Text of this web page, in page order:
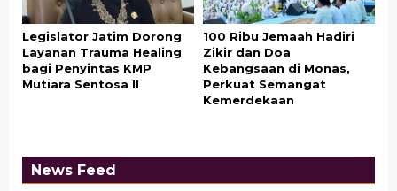
Legislator Jatim Dorong
Layanan Trauma Healing
bagi Penyintas KMP
Mutiara Sentosa II
100 Ribu Jemaah Hadiri
Zikir dan Doa
Kebangsaan di Monas,
Perkuat Semangat
Kemerdekaan
News Feed